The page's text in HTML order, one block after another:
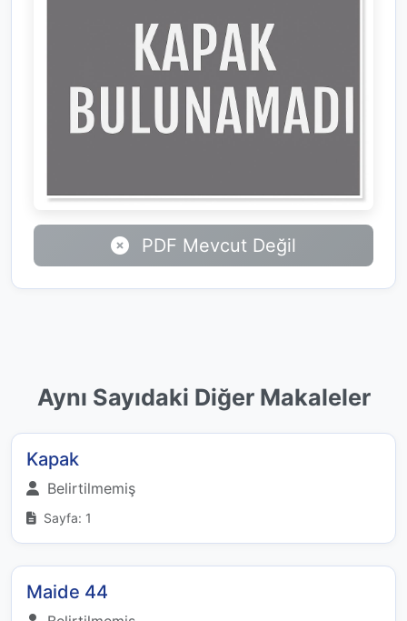
PDF Mevcut Değil
Aynı Sayıdaki Diğer Makaleler
Kapak
Belirtilmemiş
Sayfa: 1
Maide 44